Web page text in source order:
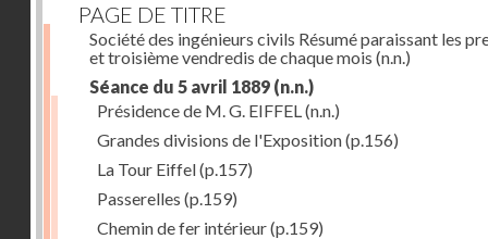
PAGE DE TITRE
Société des ingénieurs civils Résumé paraissant les
et troisième vendredis de chaque mois (n.n.)
Séance du 5 avril 1889 (n.n.)
Présidence de M. G. EIFFEL (n.n.)
Grandes divisions de l'Exposition(p.156)
La Tour Eiffel(p.157)
Passerelles (p.159)
Chemin de fer intérieur(p.159)